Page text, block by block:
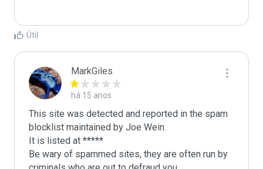
Útil
MarkGiles
há 15 anos
This site was detected and reported in the spam
blocklist maintained by Joe Wein.
It is listed at *****
Be wary of spammed sites, they are often run by